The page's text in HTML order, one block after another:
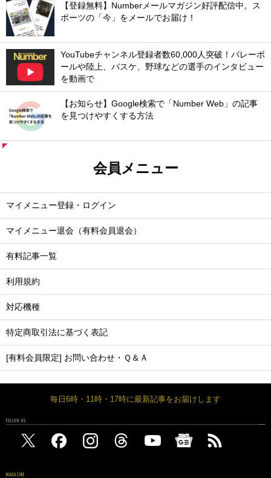
【登録無料】Numberメールマガジン好評配信中。ス
ポーツの「今」をメールでお届け！
YouTubeチャンネル登録者数60,000人突破！バレーボ
ールや陸上、バスケ、野球などの選手のインタビュー
を動画で
【お知らせ】Google検索で「Number Web」の記事
を見つけやすくする方法
会員メニュー
マイメニュー登録・ログイン
マイメニュー退会（有料会員退会）
有料記事一覧
利用規約
対応機種
特定商取引法に基づく表記
[有料会員限定] お問い合わせ・Ｑ＆Ａ
毎日6時・11時・17時に最新記事をお届けします
FOLLOW US
MAGAZINE